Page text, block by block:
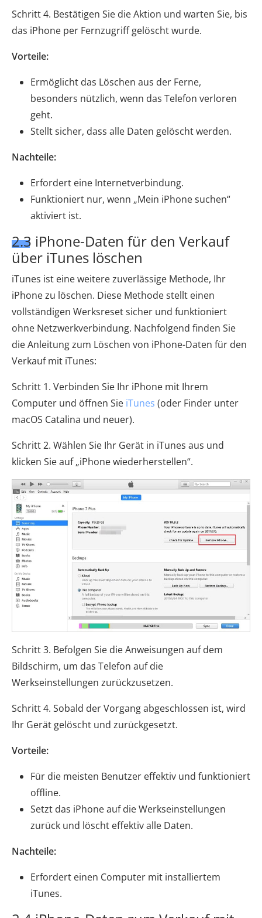
Schritt 4. Bestätigen Sie die Aktion und warten Sie, bis
das iPhone per Fernzugriff gelöscht wurde.
Vorteile:
Ermöglicht das Löschen aus der Ferne,
besonders nützlich, wenn das Telefon verloren
geht.
Stellt sicher, dass alle Daten gelöscht werden.
Nachteile:
Erfordert eine Internetverbindung.
Funktioniert nur, wenn „Mein iPhone suchen“
aktiviert ist.
2.3 iPhone-Daten für den Verkauf
über iTunes löschen
iTunes ist eine weitere zuverlässige Methode, Ihr
iPhone zu löschen. Diese Methode stellt einen
vollständigen Werksreset sicher und funktioniert
ohne Netzwerkverbindung. Nachfolgend finden Sie
die Anleitung zum Löschen von iPhone-Daten für den
Verkauf mit iTunes:
Schritt 1. Verbinden Sie Ihr iPhone mit Ihrem
Computer und öffnen Sie iTunes (oder Finder unter
macOS Catalina und neuer).
Schritt 2. Wählen Sie Ihr Gerät in iTunes aus und
klicken Sie auf „iPhone wiederherstellen“.
Schritt 3. Befolgen Sie die Anweisungen auf dem
Bildschirm, um das Telefon auf die
Werkseinstellungen zurückzusetzen.
Schritt 4. Sobald der Vorgang abgeschlossen ist, wird
Ihr Gerät gelöscht und zurückgesetzt.
Vorteile:
Für die meisten Benutzer effektiv und funktioniert
offline.
Setzt das iPhone auf die Werkseinstellungen
zurück und löscht effektiv alle Daten.
Nachteile:
Erfordert einen Computer mit installiertem
iTunes.